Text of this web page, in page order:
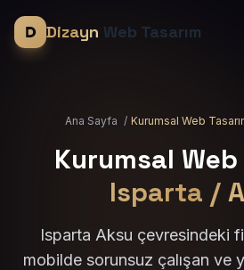
Dizayn Web Tasarım
Ana Sayfa / Kurumsal Web
Kurumsal Web
Isparta /
Isparta Aksu çevresindeki
mobilde sorunsuz çalışan ve